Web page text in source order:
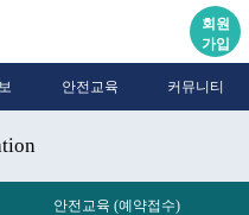
회원
가입
안전교육 커뮤니티
안전교육 (예약접수)